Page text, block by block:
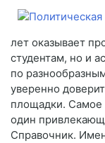
лет оказывает
студентам, но и
по
уверенно
площадки. Самое
один
Справочник.